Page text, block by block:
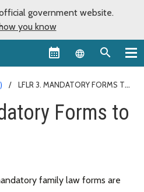
government website.
you know
Language
LFLR 3. MANDATORY FORMS TO
Forms to
family law forms are